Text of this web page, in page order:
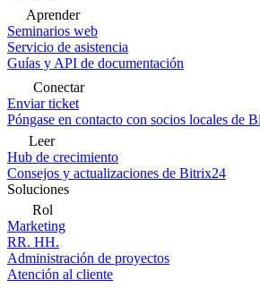
Aprender
Seminarios web
Servicio de asistencia
Guías y API de documentación
Conectar
Enviar ticket
Póngase en contacto con socios locales de
Leer
Hub de crecimiento
Consejos y actualizaciones de Bitrix24
Soluciones
Rol
Marketing
RR. HH.
Administración de proyectos
Atención al cliente